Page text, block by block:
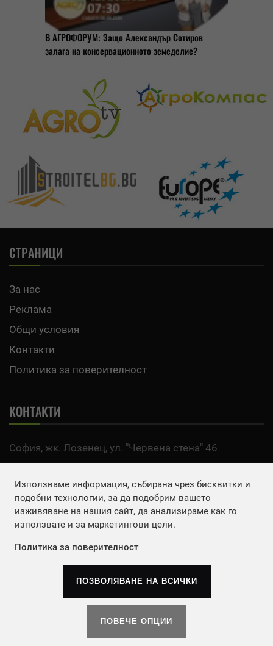
В АГРОФОРУМ: Защо Александър Сотиров
залага на консервационното земеделие?
СТРАНИЦИ
За нас
Реклама
Общи условия
Контакти
Политика за поверителност
КОНТАКТИ
София, жк. Лозенец, ул. "Червена стена" 46
Email: office@agro.bg
FACEBOOK
Copyrights © 2026Агенция Европа ЕООД
права запазени.
Използваме информация, събирана чрез бисквитки и
подобни технологии, за да подобрим вашето
изживяване на нашия сайт, да анализираме как го
използвате и за маркетингови цели.
Политика за поверителност
ПОЗВОЛЯВАНЕ НА ВСИЧКИ
ПОВЕЧЕ ОПЦИИ